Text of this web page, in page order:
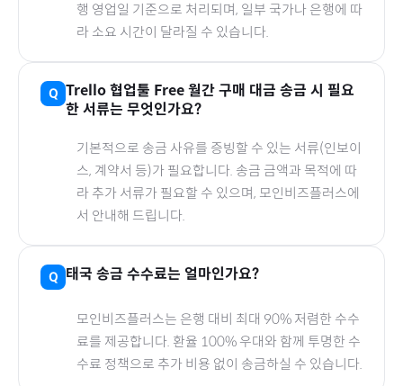
행 영업일 기준으로 처리되며, 일부 국가나 은행에 따
라 소요 시간이 달라질 수 있습니다.
Trello 협업툴 Free 월간구매 대금 송금 시 필요
한 서류는 무엇인가요?
기본적으로 송금 사유를 증빙할 수 있는 서류(인보이
스, 계약서 등)가 필요합니다. 송금 금액과 목적에 따
라 추가 서류가 필요할 수 있으며, 모인비즈플러스에
서 안내해 드립니다.
태국 송금 수수료는 얼마인가요?
모인비즈플러스는 은행 대비 최대 90% 저렴한 수수
료를 제공합니다. 환율 100% 우대와 함께 투명한 수
수료 정책으로 추가 비용 없이 송금하실 수 있습니다.